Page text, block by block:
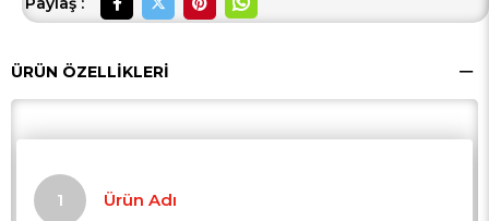
ÜRÜN ÖZELLIKLERI
Ürün Adı